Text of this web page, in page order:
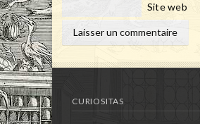
Site web
CURIOSITAS